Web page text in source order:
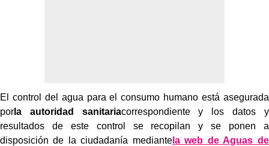
El control del agua para el consumo humano está asegurada
por la autoridad sanitariacorrespondiente y los datos y
resultados de este control se recopilan y se ponen a
disposición de la ciudadanía mediantela web de Aguas de